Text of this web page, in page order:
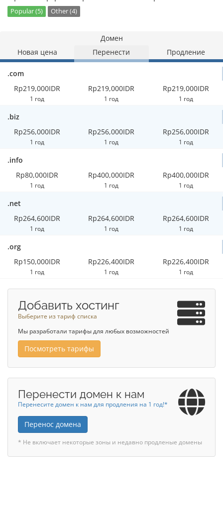
Popular (5) Other (4)
Домен
Новая цена
Перенести Продление
.com
Rp219,000IDR
1 год
Rp219,000IDR
1 год
Rp219,000IDR
1 год
.biz
Rp256,000IDR
1 год
Rp256,000IDR
1 год
Rp256,000IDR
1 год
.info
Rp80,000IDR
1 год
Rp400,000IDR
1 год
Rp400,000IDR
1 год
.net
Rp264,600IDR
1 год
Rp264,600IDR
1 год
Rp264,600IDR
1 год
.org
Rp150,000IDR
1 год
Rp226,400IDR
1 год
Rp226,400IDR
1 год
Добавить хостинг
Выберите из тариф списка
Мы разработали тарифы для любых возможностей
Посмотреть тарифы
Перенести домен к нам
Перенесите домен к нам для продления на 1 год!*
Перенос домена
* Не включает некоторые зоны и недавно продленые домены